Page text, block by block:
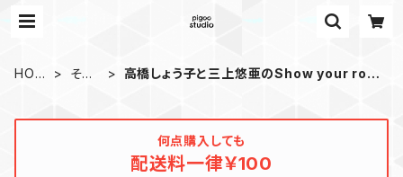
HOM
その
高橋しょう子と三上悠亜のShow your roc
何点購入しても
配送料一律￥100